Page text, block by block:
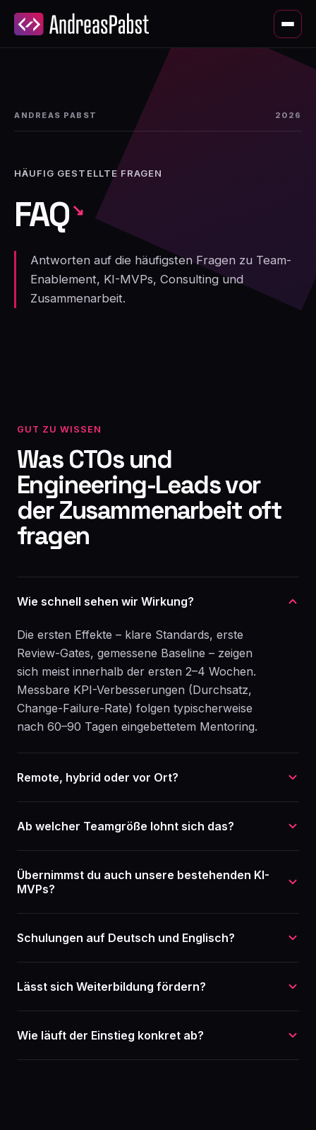
ANDREAS PABST 2026
HÄUFIG GESTELLTE FRAGEN
FAQ
Antworten auf die häufigsten Fragen zu Team-
Enablement, KI-MVPs, Consulting und
Zusammenarbeit.
GUT ZU WISSEN
Was CTOs und
Engineering-Leads vor
der Zusammenarbeit oft
fragen
Wie schnell sehen wir Wirkung?
Die ersten Effekte – klare Standards, erste
Review-Gates, gemessene Baseline – zeigen
sich meist innerhalb der ersten 2–4 Wochen.
Messbare KPI-Verbesserungen (Durchsatz,
Change-Failure-Rate) folgen typischerweise
nach 60–90 Tagen eingebettetem Mentoring.
Remote, hybrid oder vor Ort?
Ab welcher Teamgröße lohnt sich das?
Übernimmst du auch unsere bestehenden KI-
MVPs?
Schulungen auf Deutsch und Englisch?
Lässt sich Weiterbildung fördern?
Wie läuft der Einstieg konkret ab?